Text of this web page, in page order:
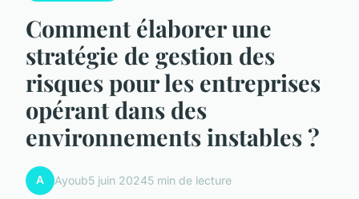
Comment élaborer une
stratégie de gestion des
risques pour les entreprises
opérant dans des
environnements instables ?
A Ayoub5 juin 20245 min de lecture